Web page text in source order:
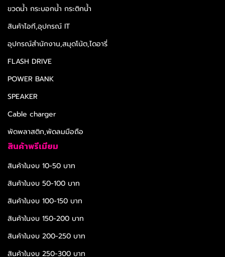
ขวดน้ำ กระบอกน้ำ กระติกน้ำ
สินค้าไอที,อุปกรณ์ IT
อุปกรณ์สำนักงาน,สมุดโน้ต,ไดอารี่
FLASH DRIVE
POWER BANK
SPEAKER
Cable charger
พัดพลาสติก,พัดลมมือถือ
สินค้าพรีเมียม
สินค้าในงบ 10-50 บาท
สินค้าในงบ 50-100 บาท
สินค้าในงบ 100-150 บาท
สินค้าในงบ 150-200 บาท
สินค้าในงบ 200-250 บาท
สินค้าในงบ 250-300 บาท